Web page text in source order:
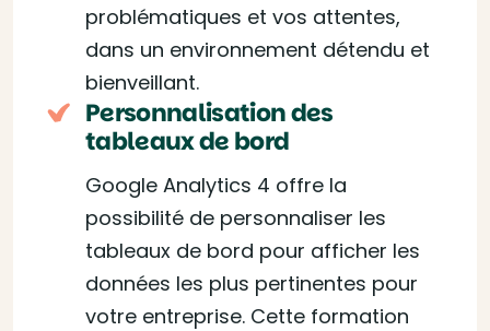
problématiques et vos attentes,
dans un environnement détendu et
bienveillant.
Personnalisation des
tableaux de bord
Google Analytics 4 offre la
possibilité de personnaliser les
tableaux de bord pour afficher les
données les plus pertinentes pour
votre entreprise. Cette formation